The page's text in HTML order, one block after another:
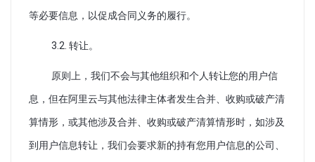
等必要信息，以促成合同义务的履行。
3.2. 转让。
原则上，我们不会与其他组织和个人转让您的用户信
息，但在阿里云与其他法律主体者发生合并、收购或破产清
算情形，或其他涉及合并、收购或破产清算情形时，如涉及
到用户信息转让，我们会要求新的持有您用户信息的公司、